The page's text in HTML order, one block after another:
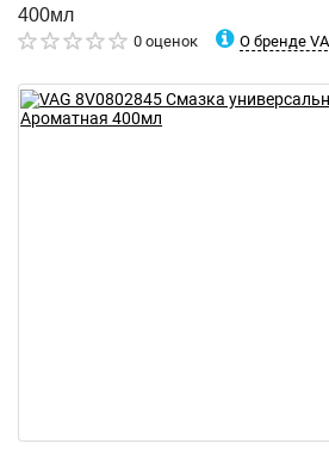
400мл
0 оценок О бренде